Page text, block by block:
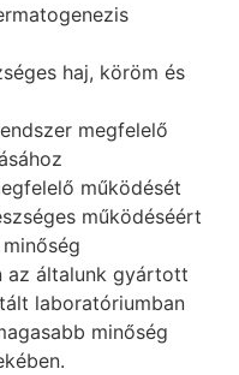
haj, köröm és
megfelelő
működését
működéséért
az általunk gyártott
laboratóriumban
minőség